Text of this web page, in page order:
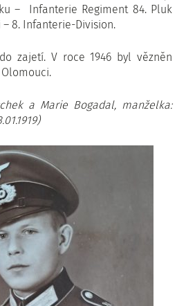
– Infanterie Regiment 84. Pluk
8. Infanterie-Division.
zajetí. V roce 1946 byl vězněn
a Marie Bogadal, manželka: